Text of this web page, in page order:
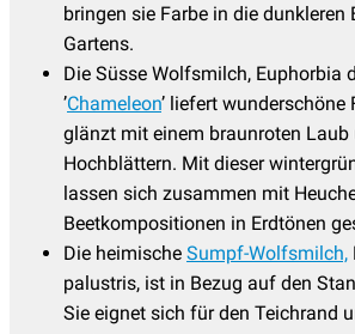
bringen sie Farbe in die dunkleren
Gartens.
Die Süsse Wolfsmilch, Euphorbia
’Chameleon’ liefert wunderschöne
glänzt mit einem braunroten Laub
Hochblättern. Mit dieser
lassen sich zusammen mit
Beetkompositionen in Erdtönen
Die heimische Sumpf-Wolfsmilch,
palustris, ist in Bezug auf den
Sie eignet sich für den Teichrand